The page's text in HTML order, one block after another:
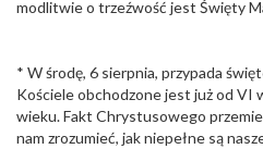
modlitwie o trzeźwość jest Święty
* W środę, 6 sierpnia, przypada
Kościele obchodzone jest już od VI
wieku. Fakt Chrystusowego
nam zrozumieć, jak niepełne są